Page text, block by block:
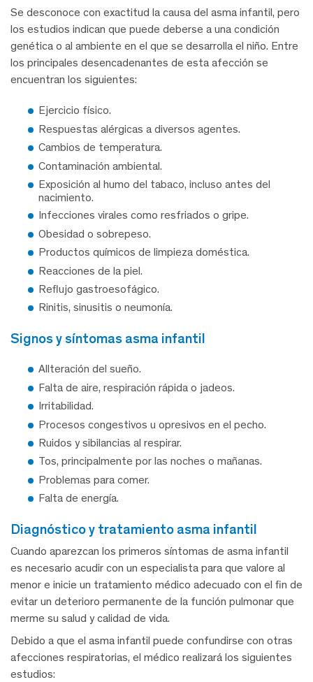
Se desconoce con exactitud la causa del asma infantil, pero
los estudios indican que puede deberse a una condición
genética o al ambiente en el que se desarrolla el niño. Entre
los principales desencadenantes de esta afección se
encuentran los siguientes:
Ejercicio físico.
Respuestas alérgicas a diversos agentes.
Cambios de temperatura.
Contaminación ambiental.
Exposición al humo del tabaco, incluso antes del
nacimiento.
Infecciones virales como resfriados o gripe.
Obesidad o sobrepeso.
Productos químicos de limpieza doméstica.
Reacciones de la piel.
Reflujo gastroesofágico.
Rinitis, sinusitis o neumonía.
signos y síntomas asma infantil
Allteración del sueño.
Falta de aire, respiración rápida o jadeos.
Irritabilidad.
Procesos congestivos u opresivos en el pecho.
Ruidos y sibilancias al respirar.
Tos, principalmente por las noches o mañanas.
Problemas para comer.
Falta de energía.
diagnóstico y tratamiento asma infantil
Cuando aparezcan los primeros síntomas de asma infantil
es necesario acudir con un especialista para que valore al
menor e inicie un tratamiento médico adecuado con el fin de
evitar un deterioro permanente de la función pulmonar que
merme su salud y calidad de vida.
Debido a que el asma infantil puede confundirse con otras
afecciones respiratorias, el médico realizará los siguientes
estudios: